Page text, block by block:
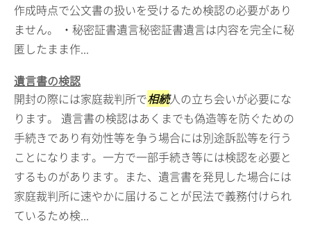
作成時点で公文書の扱いを受けるため検認の必要があり
ません。 ・秘密証書遺言秘密証書遺言は内容を完全に秘
匿したまま作...
遺言書の検認
開封の際には家庭裁判所で相続人の立ち会いが必要にな
ります。 遺言書の検認はあくまでも偽造等を防ぐための
手続きであり有効性等を争う場合には別途訴訟等を行う
ことになります。一方で一部手続き等には検認を必要と
するものがあります。また、遺言書を発見した場合には
家庭裁判所に速やかに届けることが民法で義務付けられ
ているため検...